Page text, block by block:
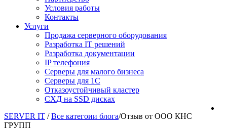
Условия работы
Контакты
Услуги
Продажа серверного оборудования
Разработка IT решений
Разработка документации
IP телефония
Серверы для малого бизнеса
Серверы для 1С
Отказоустойчивый кластер
СХД на SSD дисках
SERVER IT / Все категоии блога/Отзыв от ООО КНС
ГРУПП